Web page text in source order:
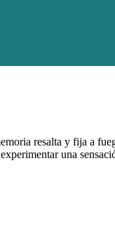
resalta y fija a
una